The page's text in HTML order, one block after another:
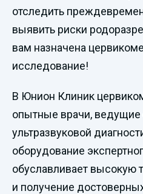
отследить
выявить риски
вам назначена
исследование!
В Юнион Клиник
опытные врачи, ведущие
ультразвуковой
оборудование
обуславливает высокую
и получение